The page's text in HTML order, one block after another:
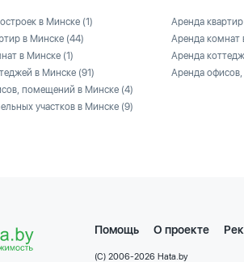
в Минске (1)
в Минске (44)
в Минске (1)
в Минске (91)
помещений в Минске (4)
участков в Минске (9)
Аренда
Аренда комнат
Аренда
Аренда
Помощь О проекте
(C) 2006-2026 Hata.by